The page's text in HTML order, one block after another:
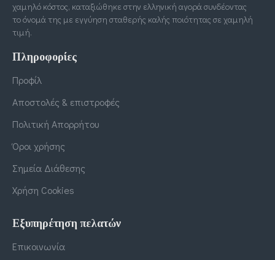
χαμηλό κόστος, καταξιώθηκε στην ελληνική αγορά συνδέοντας
το όνομά της με εγγύηση σταθερής καλής ποιότητας σε χαμηλή
τιμή.
Πληροφορίες
Προφίλ
Αποστολές & επιστροφές
Πολιτική Απορρήτου
Όροι χρήσης
Σημεία Διάθεσης
Χρήση Cookies
Εξυπηρέτηση πελατών
Επικοινωνία